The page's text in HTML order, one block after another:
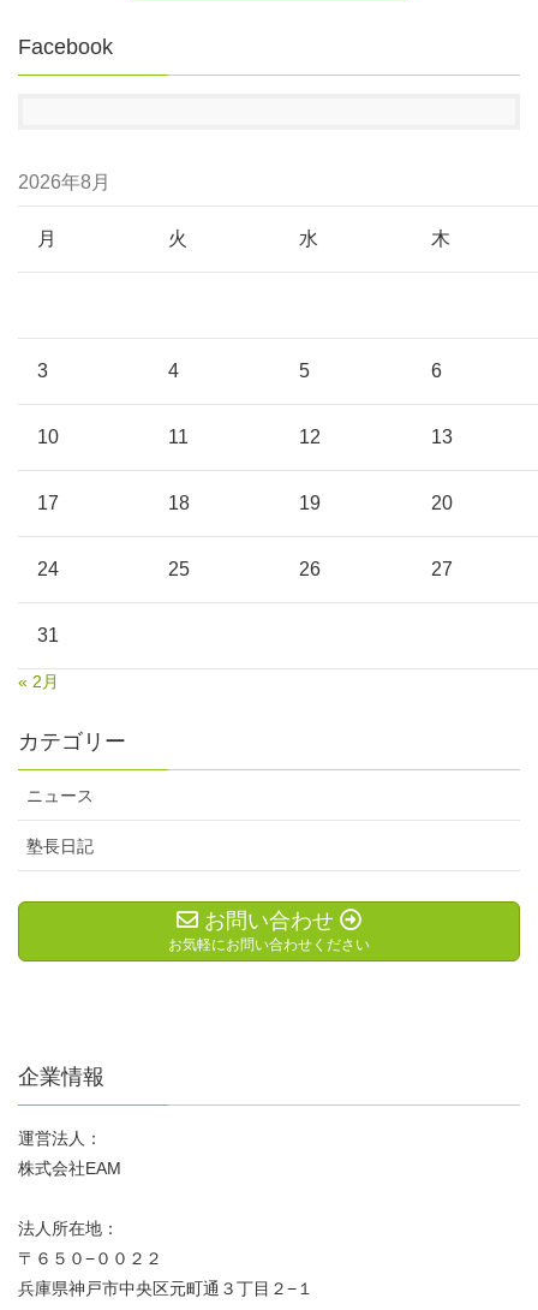
Facebook
2026年8月
月 火 水 木
3 4 5 6
10 11 12 13
17 18 19 20
24 25 26 27
31
« 2月
カテゴリー
ニュース
塾長日記
お問い合わせ
お気軽にお問い合わせください
企業情報
運営法人：
株式会社EAM
法人所在地：
〒６５０−００２２
兵庫県神戸市中央区元町通３丁目２−１